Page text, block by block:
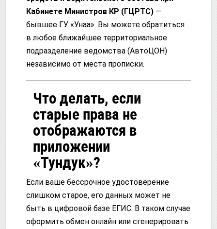
Кабинете Министров КР (ГЦРТС) —
бывшее ГУ «Унаа». Вы можете обратиться
в любое ближайшее территориальное
подразделение ведомства (АвтоЦОН)
независимо от места прописки.
Что делать, если
старые права не
отображаются в
приложении
«Тундук»?
Если ваше бессрочное удостоверение
слишком старое, его данных может не
быть в цифровой базе ЕГИС. В таком случае
оформить обмен онлайн или сгенерировать